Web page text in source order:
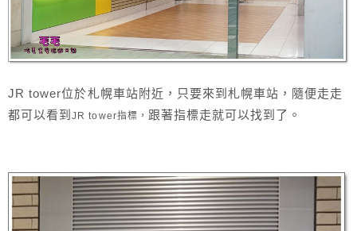
JR tower位於札幌車站附近，只要來到札幌車站，隨便走走
都可以看到JR tower指標， 跟著指標走就可以找到了。